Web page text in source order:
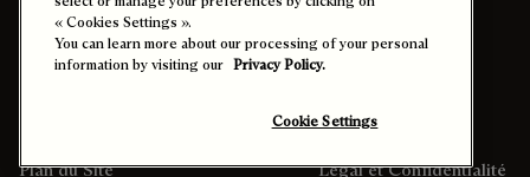
Pays/Région de Livraison:
Plan du Site Légal et Confidentialité
« Cookies Settings ».
You can learn more about our processing of your personal
information by visiting our Privacy Policy.
Cookie Settings